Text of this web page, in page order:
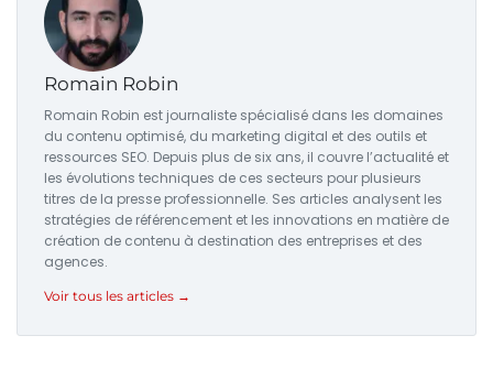
Romain Robin
Romain Robin est journaliste spécialisé dans les domaines
du contenu optimisé, du marketing digital et des outils et
ressources SEO. Depuis plus de six ans, il couvre l’actualité et
les évolutions techniques de ces secteurs pour plusieurs
titres de la presse professionnelle. Ses articles analysent les
stratégies de référencement et les innovations en matière de
création de contenu à destination des entreprises et des
agences.
Voir tous les articles →